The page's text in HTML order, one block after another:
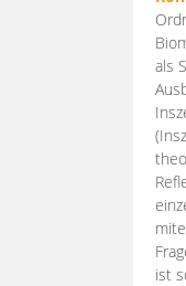
als
ist